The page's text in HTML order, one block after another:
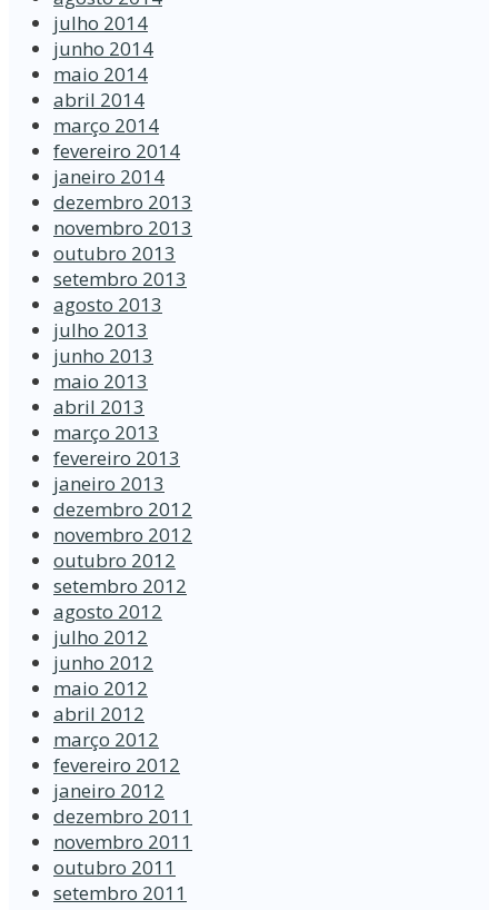
julho 2014
junho 2014
maio 2014
abril 2014
março 2014
fevereiro 2014
janeiro 2014
dezembro 2013
novembro 2013
outubro 2013
setembro 2013
agosto 2013
julho 2013
junho 2013
maio 2013
abril 2013
março 2013
fevereiro 2013
janeiro 2013
dezembro 2012
novembro 2012
outubro 2012
setembro 2012
agosto 2012
julho 2012
junho 2012
maio 2012
abril 2012
março 2012
fevereiro 2012
janeiro 2012
dezembro 2011
novembro 2011
outubro 2011
setembro 2011